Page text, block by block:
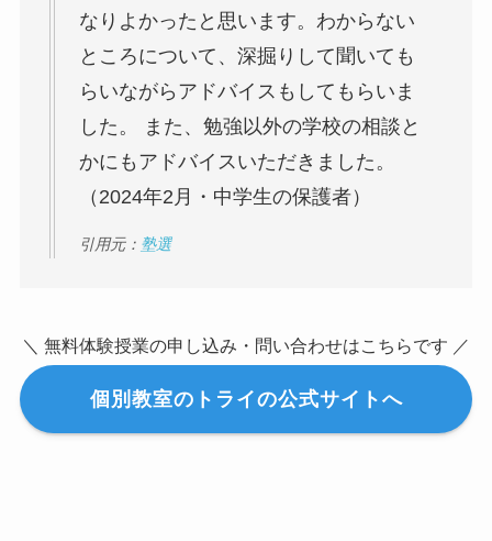
なりよかったと思います。わからない
ところについて、深掘りして聞いても
らいながらアドバイスもしてもらいま
した。 また、勉強以外の学校の相談と
かにもアドバイスいただきました。
（2024年2月・中学生の保護者）
引用元： 塾選
＼ 無料体験授業の申し込み・問い合わせはこちらです ／
個別教室のトライの公式サイトへ